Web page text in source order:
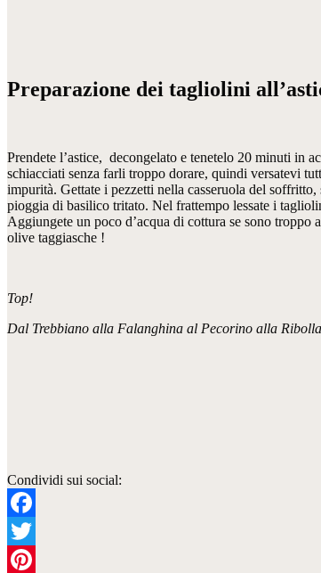
Preparazione dei tagliolini
Prendete l’astice, decongelato e tenetelo 20 minuti in
schiacciati senza farli troppo dorare, quindi versatevi
impurità. Gettate i pezzetti nella casseruola del
pioggia di basilico tritato. Nel frattempo lessate i
Aggiungete un poco d’acqua di cottura se sono
olive taggiasche !
Top!
Dal Trebbiano alla Falanghina al Pecorino alla
Condividi sui social:
Facebook
Twitter